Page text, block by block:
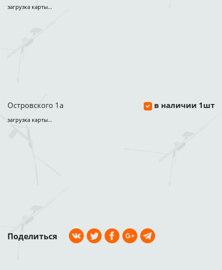
загрузка карты...
Островского 1а в наличии 1шт
загрузка карты...
Поделиться